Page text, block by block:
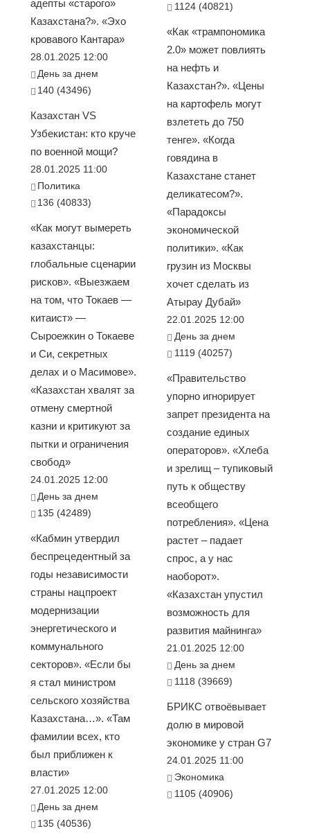
адепты «старого»
Казахстана?». «Эхо
кровавого Кантара»
28.01.2025 12:00
День за днем
140 (43496)
Казахстан VS
Узбекистан: кто круче
по военной мощи?
28.01.2025 11:00
Политика
136 (40833)
«Как могут вымереть
казахстанцы:
глобальные сценарии
рисков». «Выезжаем
на том, что Токаев —
китаист» —
Сыроежкин о Токаеве
и Си, секретных
делах и о Масимове».
«Казахстан хвалят за
отмену смертной
казни и критикуют за
пытки и ограничения
свобод»
24.01.2025 12:00
День за днем
135 (42489)
«Кабмин утвердил
беспрецедентный за
годы независимости
страны нацпроект
модернизации
энергетического и
коммунального
секторов». «Если бы
я стал министром
сельского хозяйства
Казахстана…». «Там
фамилии всех, кто
был приближен к
власти»
27.01.2025 12:00
День за днем
135 (40536)
1124 (40821)
«Как «трампономика
2.0» может повлиять
на нефть и
Казахстан?». «Цены
на картофель могут
взлететь до 750
тенге». «Когда
говядина в
Казахстане станет
деликатесом?».
«Парадоксы
экономической
политики». «Как
грузин из Москвы
хочет сделать из
Атырау Дубай»
22.01.2025 12:00
День за днем
1119 (40257)
«Правительство
упорно игнорирует
запрет президента на
создание единых
операторов». «Хлеба
и зрелищ – тупиковый
путь к обществу
всеобщего
потребления». «Цена
растет – падает
спрос, а у нас
наоборот».
«Казахстан упустил
возможность для
развития майнинга»
21.01.2025 12:00
День за днем
1118 (39669)
БРИКС отвоёвывает
долю в мировой
экономике у стран G7
24.01.2025 11:00
Экономика
1105 (40906)